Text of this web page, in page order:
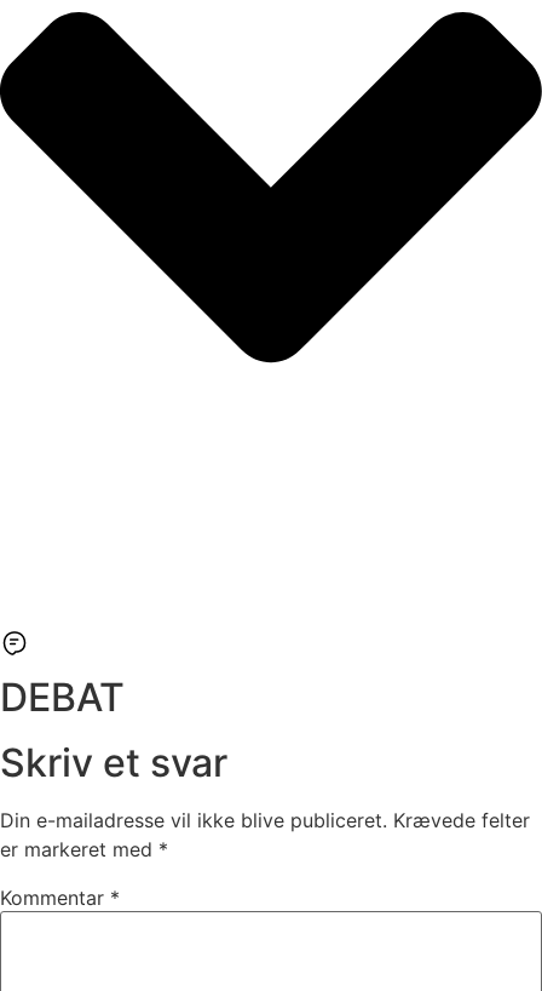
DEBAT
Skriv et svar
Din e-mailadresse vil ikke blive publiceret. Krævede felter
er markeret med *
Kommentar *